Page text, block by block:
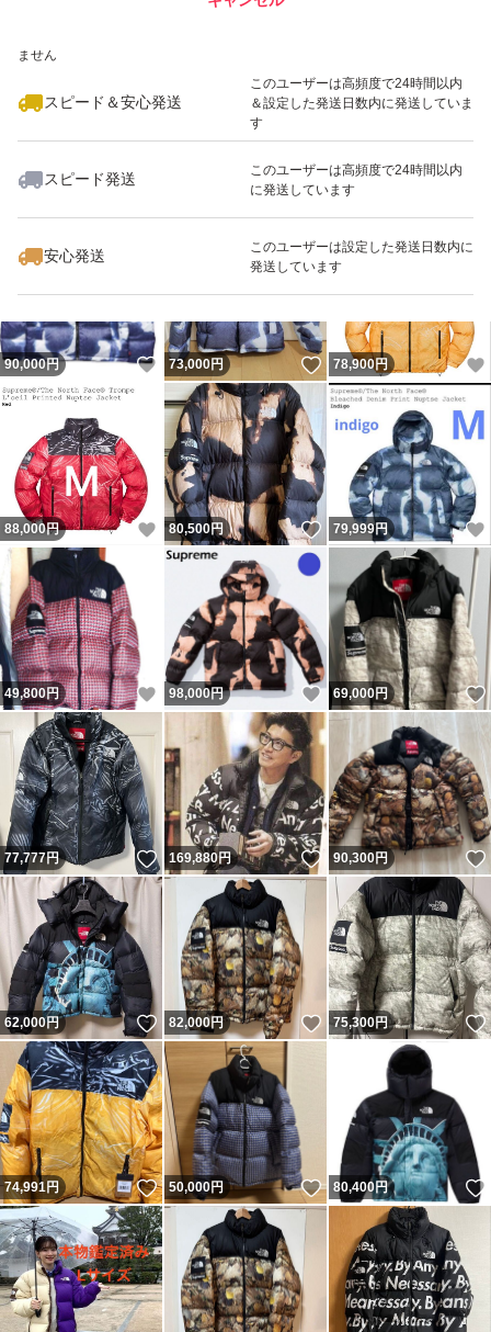
ません
スピード＆安心発送
このユーザーは高頻度で24時間以内
＆設定した発送日数内に発送していま
す
スピード発送
このユーザーは高頻度で24時間以内
に発送しています
安心発送
このユーザーは設定した発送日数内に
発送しています
いいね！
85,555
90,000円 いいね！
73,000円 いいね！
78,900円
88,000円 いいね！
80,500円 いいね！
79,999円
49,800円 いいね！
98,000円 いいね！
69,000円
77,777円 いいね！
169,880円 いいね！
90,300円
62,000円 いいね！
82,000円 いいね！
75,300円
74,991円 いいね！
50,000円 いいね！
80,400円